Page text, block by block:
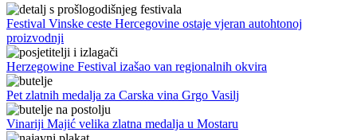
Festival Vinske ceste Hercegovine ostaje vjeran autohtonoj
proizvodnji
Herzegowine Festival izašao van regionalnih okvira
Pet zlatnih medalja za Carska vina Grgo Vasilj
Vinariji Majić velika zlatna medalja u Mostaru